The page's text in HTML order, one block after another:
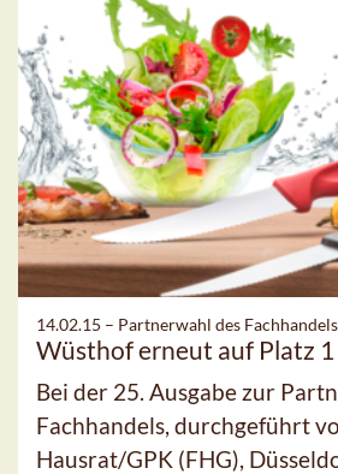
14.02.15 – Partnerwahl des Fachhandels
Wüsthof erneut auf Platz 1
Bei der 25. Ausgabe zur
Fachhandels, durchgeführt
Hausrat/GPK (FHG),